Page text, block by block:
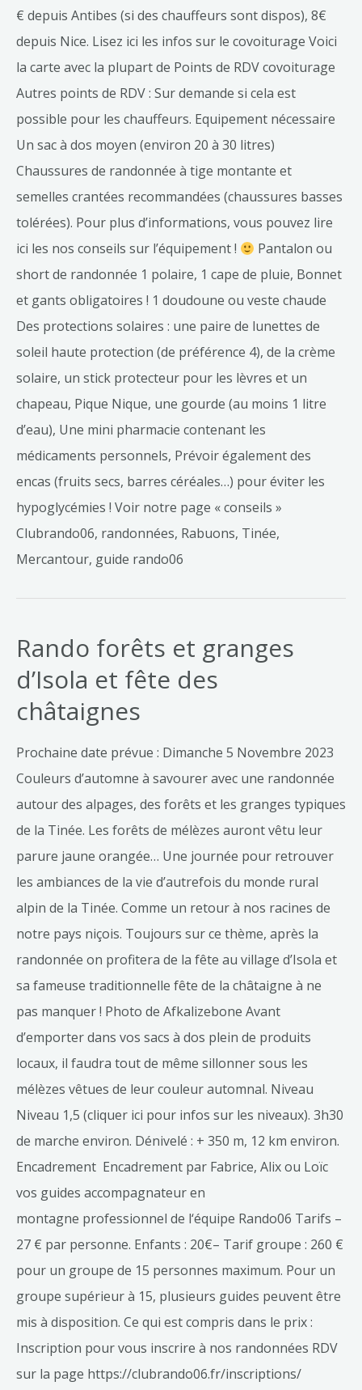
€ depuis Antibes (si des chauffeurs sont dispos), 8€
depuis Nice. Lisez ici les infos sur le covoiturage Voici
la carte avec la plupart de Points de RDV covoiturage
Autres points de RDV : Sur demande si cela est
possible pour les chauffeurs. Equipement nécessaire
Un sac à dos moyen (environ 20 à 30 litres)
Chaussures de randonnée à tige montante et
semelles crantées recommandées (chaussures basses
tolérées). Pour plus d’informations, vous pouvez lire
ici les nos conseils sur l’équipement !
Pantalon ou
short de randonnée 1 polaire, 1 cape de pluie, Bonnet
et gants obligatoires ! 1 doudoune ou veste chaude
Des protections solaires : une paire de lunettes de
soleil haute protection (de préférence 4), de la crème
solaire, un stick protecteur pour les lèvres et un
chapeau, Pique Nique, une gourde (au moins 1 litre
d’eau), Une mini pharmacie contenant les
médicaments personnels, Prévoir également des
encas (fruits secs, barres céréales…) pour éviter les
hypoglycémies ! Voir notre page « conseils »
Clubrando06, randonnées, Rabuons, Tinée,
Mercantour, guide rando06
Rando forêts et granges
d’Isola et fête des
châtaignes
Prochaine date prévue : Dimanche 5 Novembre 2023
Couleurs d’automne à savourer avec une randonnée
autour des alpages, des forêts et les granges typiques
de la Tinée. Les forêts de mélèzes auront vêtu leur
parure jaune orangée… Une journée pour retrouver
les ambiances de la vie d’autrefois du monde rural
alpin de la Tinée. Comme un retour à nos racines de
notre pays niçois. Toujours sur ce thème, après la
randonnée on profitera de la fête au village d’Isola et
sa fameuse traditionnelle fête de la châtaigne à ne
pas manquer ! Photo de Afkalizebone Avant
d’emporter dans vos sacs à dos plein de produits
locaux, il faudra tout de même sillonner sous les
mélèzes vêtues de leur couleur automnal. Niveau
Niveau 1,5 (cliquer ici pour infos sur les niveaux). 3h30
de marche environ. Dénivelé : + 350 m, 12 km environ.
Encadrement Encadrement par Fabrice, Alix ou Loïc
vos guides accompagnateur en
montagne professionnel de l‘équipe Rando06 Tarifs –
27 € par personne. Enfants : 20€– Tarif groupe : 260 €
pour un groupe de 15 personnes maximum. Pour un
groupe supérieur à 15, plusieurs guides peuvent être
mis à disposition. Ce qui est compris dans le prix :
Inscription pour vous inscrire à nos randonnées RDV
sur la page https://clubrando06.fr/inscriptions/